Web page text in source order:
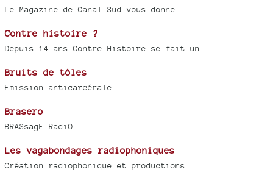
Le Magazine de Canal Sud vous donne
Contre histoire ?
Depuis 14 ans Contre-Histoire se fait un
Bruits de tôles
Emission anticarcérale
Brasero
BRASsagE RadiO
Les vagabondages radiophoniques
Création radiophonique et productions